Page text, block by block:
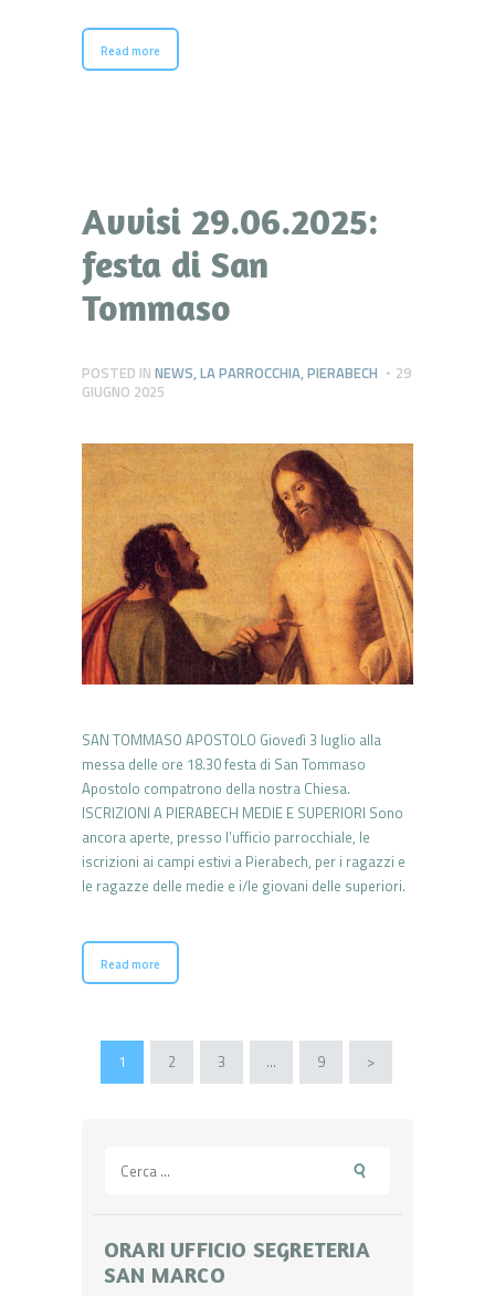
Read more
Avvisi 29.06.2025:
festa di San
Tommaso
POSTED IN NEWS,LA PARROCCHIA,PIERABECH
29
GIUGNO 2025
SAN TOMMASO APOSTOLO Giovedì 3 luglio alla
messa delle ore 18.30 festa di San Tommaso
Apostolo compatrono della nostra Chiesa.
ISCRIZIONI A PIERABECH MEDIE E SUPERIORI Sono
ancora aperte, presso l’ufficio parrocchiale, le
iscrizioni ai campi estivi a Pierabech, per i ragazzi e
le ragazze delle medie e i/le giovani delle superiori.
Read more
Paginazione
degli
PAGE
1 PAGE
2 PAGE
3 … PAGE
9 >
per:
ORARI UFFICIO SEGRETERIA
SAN MARCO